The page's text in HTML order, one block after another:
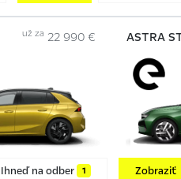
už za 22 990 €
Ihneď na odber 1
ASTRA
Zobraziť